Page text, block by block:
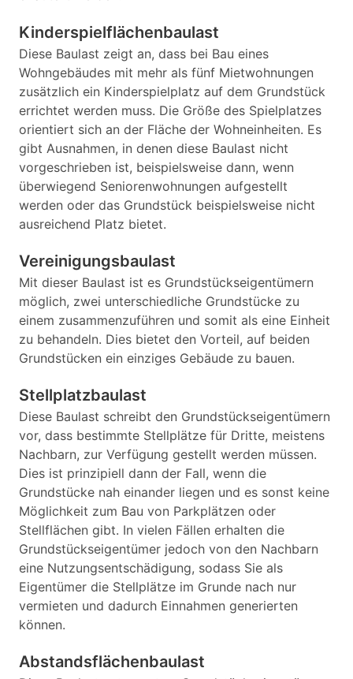
Kinderspielflächenbaulast
Diese Baulast zeigt an, dass bei Bau eines
Wohngebäudes mit mehr als fünf Mietwohnungen
zusätzlich ein Kinderspielplatz auf dem Grundstück
errichtet werden muss. Die Größe des Spielplatzes
orientiert sich an der Fläche der Wohneinheiten. Es
gibt Ausnahmen, in denen diese Baulast nicht
vorgeschrieben ist, beispielsweise dann, wenn
überwiegend Seniorenwohnungen aufgestellt
werden oder das Grundstück beispielsweise nicht
ausreichend Platz bietet.
Vereinigungsbaulast
Mit dieser Baulast ist es Grundstückseigentümern
möglich, zwei unterschiedliche Grundstücke zu
einem zusammenzuführen und somit als eine Einheit
zu behandeln. Dies bietet den Vorteil, auf beiden
Grundstücken ein einziges Gebäude zu bauen.
Stellplatzbaulast
Diese Baulast schreibt den Grundstückseigentümern
vor, dass bestimmte Stellplätze für Dritte, meistens
Nachbarn, zur Verfügung gestellt werden müssen.
Dies ist prinzipiell dann der Fall, wenn die
Grundstücke nah einander liegen und es sonst keine
Möglichkeit zum Bau von Parkplätzen oder
Stellflächen gibt. In vielen Fällen erhalten die
Grundstückseigentümer jedoch von den Nachbarn
eine Nutzungsentschädigung, sodass Sie als
Eigentümer die Stellplätze im Grunde nach nur
vermieten und dadurch Einnahmen generierten
können.
Abstandsflächenbaulast